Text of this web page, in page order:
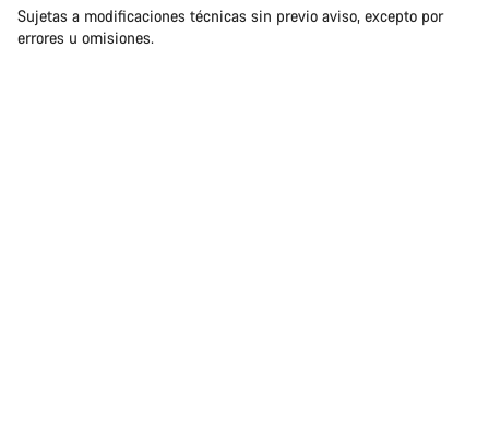
Sujetas a modificaciones técnicas sin previo aviso, excepto por
errores u omisiones.